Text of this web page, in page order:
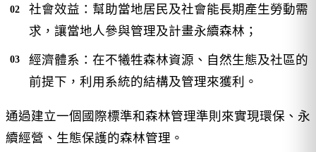
社會效益：幫助當地居民及社會能長期產生勞動需
求，讓當地人參與管理及計畫永續森林；
經濟體系：在不犧牲森林資源、自然生態及社區的
前提下，利用系統的結構及管理來獲利。
通過建立一個國際標準和森林管理準則來實現環保、永
續經營、生態保護的森林管理。